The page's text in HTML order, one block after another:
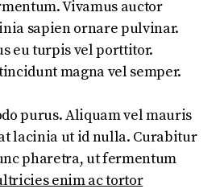
Vivamus auctor
sapien ornare pulvinar.
eu turpis vel porttitor.
magna vel semper.
purus. Aliquam vel mauris
lacinia ut id nulla. Curabitur
pharetra, ut fermentum
enim ac tortor